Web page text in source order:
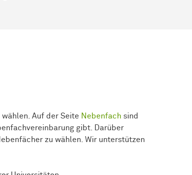
Auf der Seite Nebenfach sind
gibt. Darüber
zu wählen. Wir unterstützen